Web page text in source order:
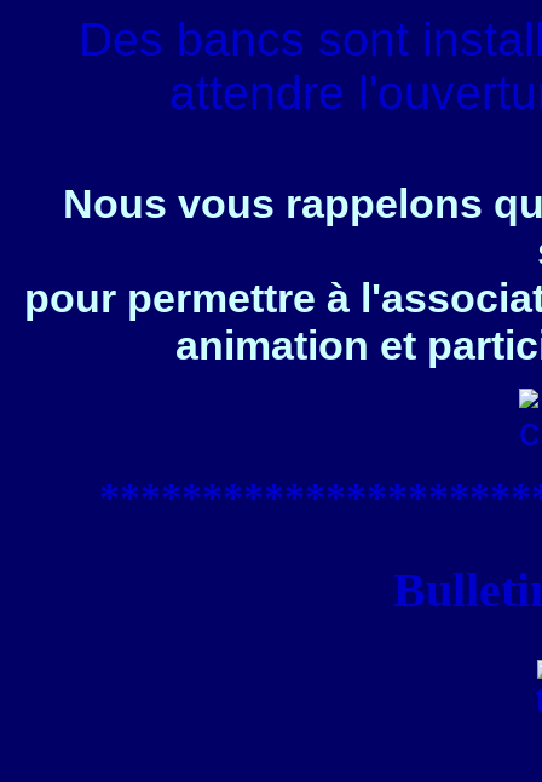
Des bancs sont
attendre
Nous vous rappelons
pour permettre à
animation et
****************